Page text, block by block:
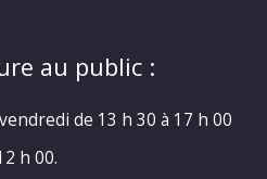
au public :
de 13 h 30 à 17 h 00
h 00.